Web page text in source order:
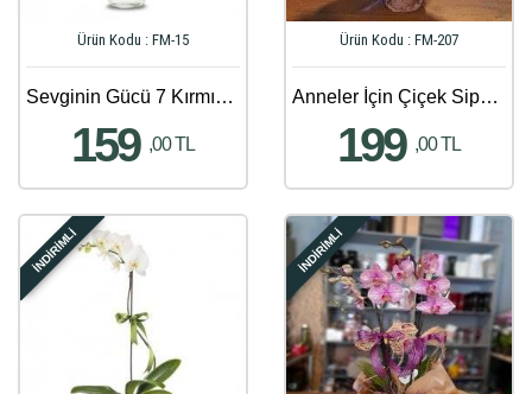
Ürün Kodu : FM-15
Sevginin Gücü 7 Kırmızı Güller
159 ,00 TL
Ürün Kodu : FM-207
Anneler İçin Çiçek Siparişi - 975
199 ,00 TL
İNDİRİMLİ İNDİRİMLİ